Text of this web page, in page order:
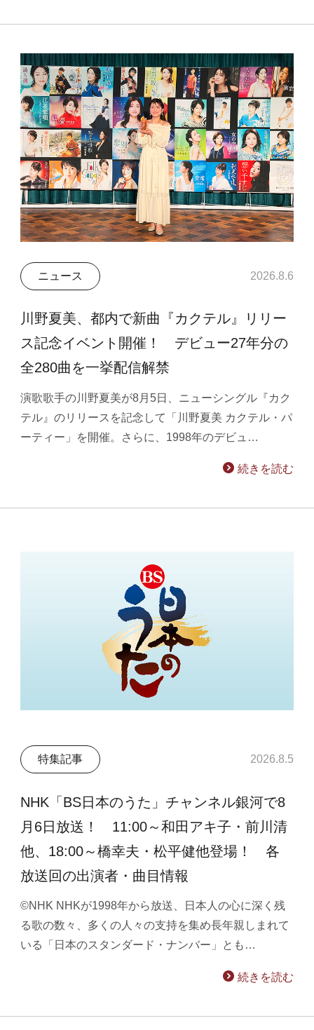
ニュース 2026.8.6
川野夏美、都内で新曲『カクテル』リリー
ス記念イベント開催！ デビュー27年分の
全280曲を一挙配信解禁
演歌歌手の川野夏美が8月5日、ニューシングル『カク
テル』のリリースを記念して「川野夏美 カクテル・パ
ーティー」を開催。さらに、1998年のデビュ…
続きを読む
特集記事 2026.8.5
NHK「BS日本のうた」チャンネル銀河で8
月6日放送！ 11:00～和田アキ子・前川清
他、18:00～橋幸夫・松平健他登場！ 各
放送回の出演者・曲目情報
©NHK NHKが1998年から放送、日本人の心に深く残
る歌の数々、多くの人々の支持を集め長年親しまれて
いる「日本のスタンダード・ナンバー」とも…
続きを読む